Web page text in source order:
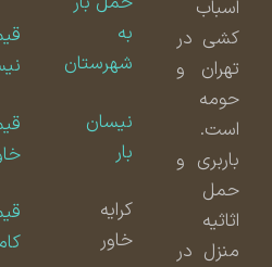
اسباب
کشی در
تهران و
حومه
است.
باربری و
حمل
اثاثیه
منزل در
شهرستان
نیسان
قیمت
نیسان
قیمت
قیمت
کامیون